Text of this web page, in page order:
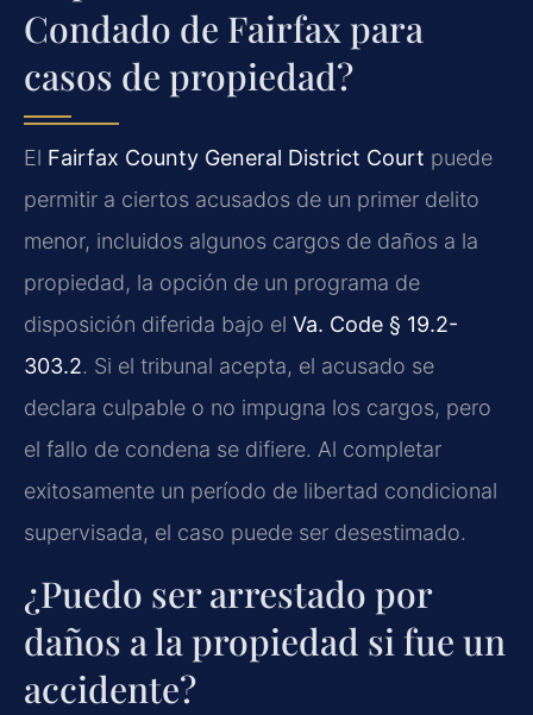
Condado de Fairfax para
casos de propiedad?
El Fairfax County General District Court puede
permitir a ciertos acusados de un primer delito
menor, incluidos algunos cargos de daños a la
propiedad, la opción de un programa de
disposición diferida bajo el Va. Code § 19.2-
303.2. Si el tribunal acepta, el acusado se
declara culpable o no impugna los cargos, pero
el fallo de condena se difiere. Al completar
exitosamente un período de libertad condicional
supervisada, el caso puede ser desestimado.
¿Puedo ser arrestado por
daños a la propiedad si fue un
accidente?